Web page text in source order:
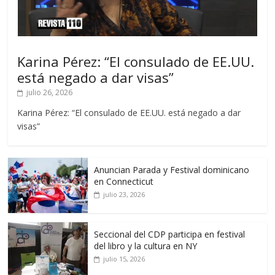
Karina Pérez: “El consulado de EE.UU.
está negado a dar visas”
julio 26, 2026
Karina Pérez: “El consulado de EE.UU. está negado a dar
visas”
Anuncian Parada y Festival dominicano
en Connecticut
julio 23, 2026
Seccional del CDP participa en festival
del libro y la cultura en NY
julio 15, 2026